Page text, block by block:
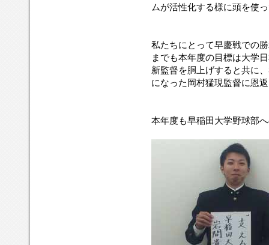
ムが活性化する様に頭を使
私たちにとって早慶戦での
までも本年度の目標は大学
新監督を胴上げすると共に
になった岡村猛現監督に恩
本年度も早稲田大学野球部